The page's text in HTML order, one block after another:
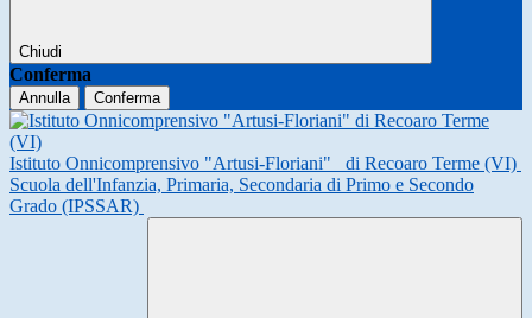
Chiudi
Conferma
Annulla Conferma
Istituto Onnicomprensivo "Artusi-Floriani"
di Recoaro Terme (VI)
Scuola dell'Infanzia, Primaria, Secondaria di Primo e Secondo
Grado (IPSSAR)